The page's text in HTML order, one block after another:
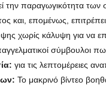
την παραγωγικότητα
και, επομένως,
χωρίς κάλυψη για να
σύμβουλοι
για τις λεπτομέρειες
Το μακρινό βίντεο